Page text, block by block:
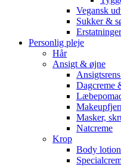
Vegansk
Sukker &
Erstatninger
Personlig pleje
Hår
Ansigt & øjne
Dagcreme
Masker,
Natcreme
Krop
Body